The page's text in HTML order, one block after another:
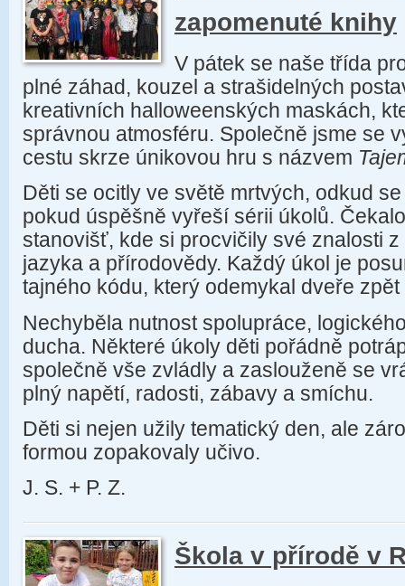
zapomenuté knihy
V pátek se naše třída
plné záhad, kouzel a strašidelných
kreativních halloweenských maskách,
správnou atmosféru. Společně jsme se
cestu skrze únikovou hru s názvem
Děti se ocitly ve světě mrtvých, odkud
pokud úspěšně vyřeší sérii úkolů.
stanovišť, kde si procvičily své znalosti
jazyka a přírodovědy. Každý úkol je
tajného kódu, který odemykal dveře
Nechyběla nutnost spolupráce,
ducha. Některé úkoly děti pořádně
společně vše zvládly a zaslouženě se
plný napětí, radosti, zábavy a smíchu.
Děti si nejen užily tematický den, ale
formou zopakovaly učivo.
J. S. + P. Z.
Škola v přírodě v